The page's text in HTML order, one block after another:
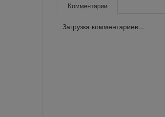
Комментарии
Загрузка комментариев...